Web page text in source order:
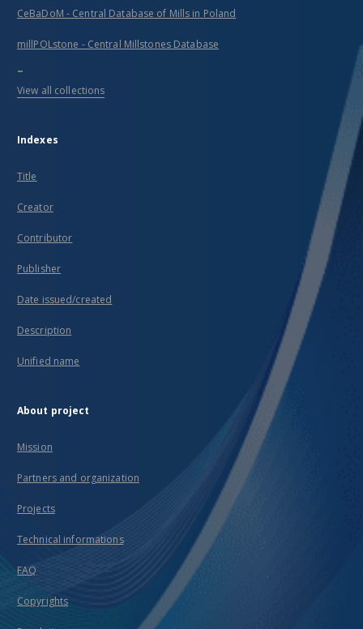
CeBaDoM - Central Database of Mills in Poland
millPOLstone - Central Millstones Database
...
View all collections
Indexes
Title
Creator
Contributor
Publisher
Date issued/created
Description
Unified name
About project
Mission
Partners and organization
Projects
Technical informations
FAQ
Copyrights